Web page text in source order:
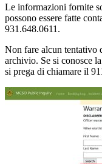
Le informazioni fornite
possono essere fatte
931.648.0611.
Non fare alcun tentativo
archivio. Se si conosce
si prega di chiamare il